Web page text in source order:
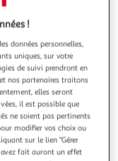
Illustration
suivante
!
données personnelles,
uniques, sur votre
de suivi prendront en
nos partenaires traitons
elles seront
il est possible que
ne soient pas pertinents
modifier vos choix ou
sur le lien "Gérer
avez fait auront un effet